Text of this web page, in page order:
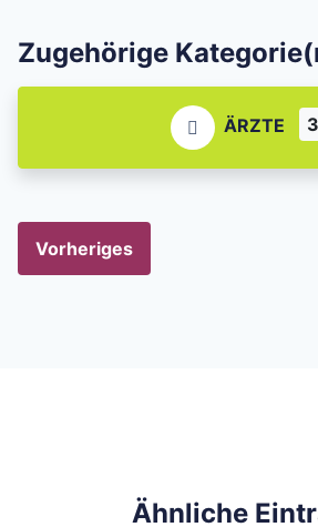
Zugehörige
ÄRZTE 3
Vorheriges
Ähnliche